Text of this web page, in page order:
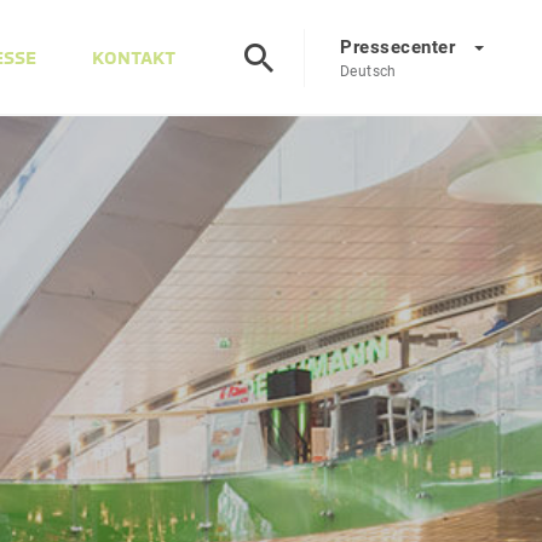
KONTAKT Pressecenter
Deutsch
EN